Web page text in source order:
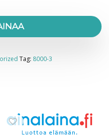
Tag: 8000-3